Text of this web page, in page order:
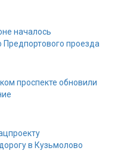
началось
Предпортового проезда
проспекте обновили
в Кузьмолово